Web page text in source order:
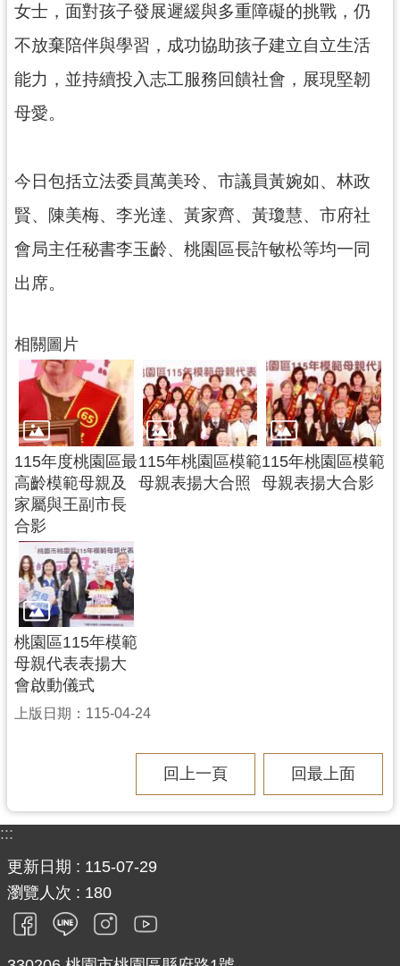
網
隱
私
政
網
安
全
政
策
府
網
站
資
料
開
放
宣
告
女士，面對孩子發展遲緩與多重障礙的挑戰，仍
不放棄陪伴與學習，成功協助孩子建立自立生活
能力，並持續投入志工服務回饋社會，展現堅韌
母愛。
今日包括立法委員萬美玲、市議員黃婉如、林政
賢、陳美梅、李光達、黃家齊、黃瓊慧、市府社
會局主任秘書李玉齡、桃園區長許敏松等均一同
出席。
相關圖片
115年度桃園區最
高齡模範母親及
家屬與王副市長
合影
115年桃園區模範
母親表揚大合照
115年桃園區模範
母親表揚大合影
桃園區115年模範
母親代表表揚大
會啟動儀式
上版日期：115-04-24
回上一頁 回最上面
:::
更新日期
115-07-29
瀏覽人次
180